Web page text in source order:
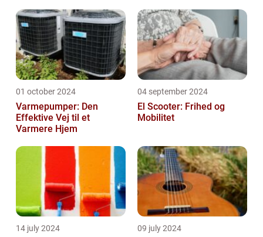
01 october 2024
Varmepumper: Den
Effektive Vej til et
Varmere Hjem
04 september 2024
El Scooter: Frihed og
Mobilitet
14 july 2024 09 july 2024